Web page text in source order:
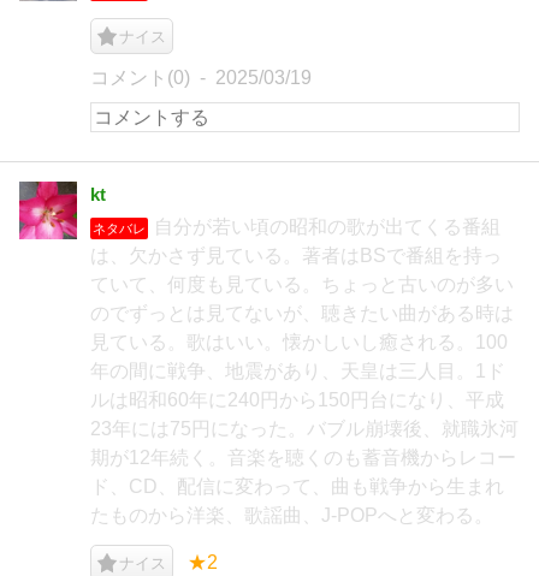
ナイス
コメント(0) 2025/03/19
kt
ネタバレ
自分が若い頃の昭和の歌が出てくる番組
は、欠かさず見ている。著者はBSで番組を持っ
ていて、何度も見ている。ちょっと古いのが多い
のでずっとは見てないが、聴きたい曲がある時は
見ている。歌はいい。懐かしいし癒される。100
年の間に戦争、地震があり、天皇は三人目。1ド
ルは昭和60年に240円から150円台になり、平成
23年には75円になった。バブル崩壊後、就職氷河
期が12年続く。音楽を聴くのも蓄音機からレコー
ド、CD、配信に変わって、曲も戦争から生まれ
たものから洋楽、歌謡曲、J-POPへと変わる。
ナイス ★2